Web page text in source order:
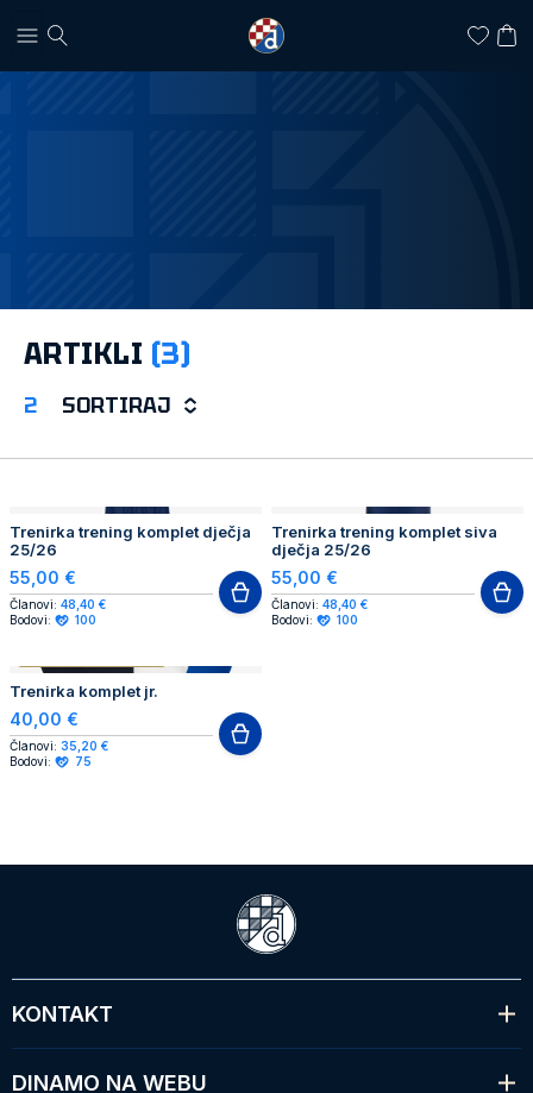
Kompleti
ARTIKLI (3)
2 SORTIRAJ
Trenirka trening komplet dječja
25/26
55,00 €
Članovi: 48,40 €
Bodovi:
100
Trenirka trening komplet siva
dječja 25/26
55,00 €
Članovi: 48,40 €
Bodovi:
100
Trenirka komplet jr.
40,00 €
Članovi: 35,20 €
Bodovi:
75
KONTAKT
DINAMO NA WEBU